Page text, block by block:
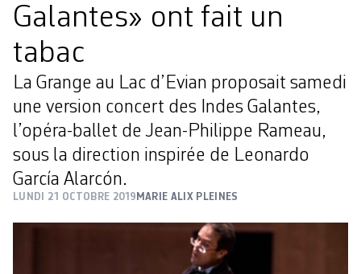
Galantes» ont fait un
tabac
La Grange au Lac d’Evian proposait ­samedi
une version concert des Indes Galantes,
l’opéra-ballet de Jean-Philippe Rameau,
sous la direction inspirée de ­Leonardo
García Alarcón.
LUNDI 21 OCTOBRE 2019 MARIE ALIX PLEINES